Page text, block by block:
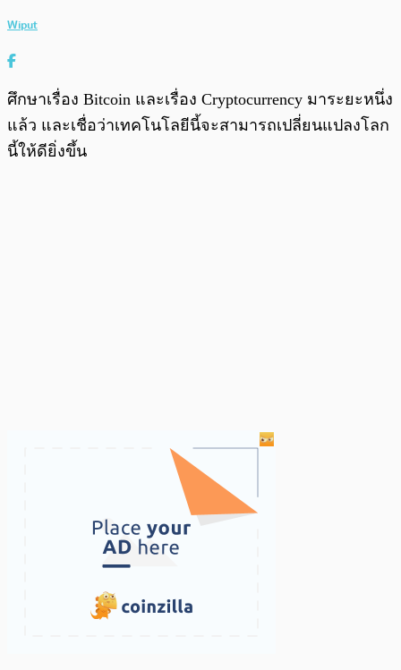
Wiput
ศึกษาเรื่อง Bitcoin และเรื่อง Cryptocurrency มาระยะหนึ่ง
แล้ว และเชื่อว่าเทคโนโลยีนี้จะสามารถเปลี่ยนแปลงโลก
นี้ให้ดียิ่งขึ้น